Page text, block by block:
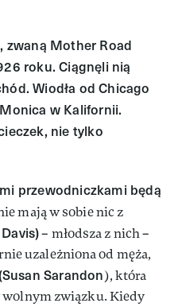
zwaną Mother Road
roku. Ciągnęli nią
Wiodła od Chicago
w Kalifornii.
nie tylko
przewodniczkami będą
mają w sobie nic z
– młodsza z nich –
uzależniona od męża,
Sarandon), która
wolnym związku. Kiedy